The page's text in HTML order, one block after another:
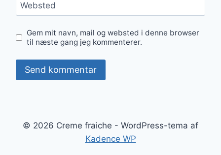
Websted
Gem mit navn, mail og websted i denne browser
til næste gang jeg kommenterer.
© 2026 Creme fraiche - WordPress-tema af
Kadence WP